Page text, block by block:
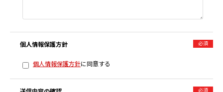
個人情報保護方針 必須
個人情報保護方針に同意する
必須